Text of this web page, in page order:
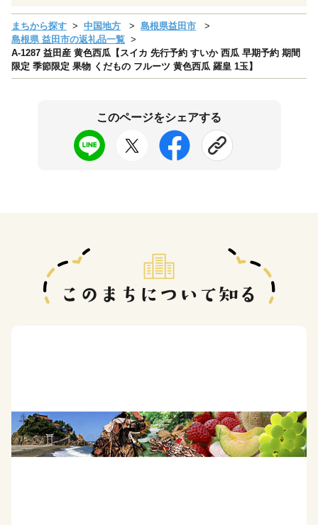
まちから探す 中国地方
島根県益田市
島根県 益田市の返礼品一覧
A-1287 益田産 黄色西瓜【スイカ 先行予約 すいか 西瓜 早期予約 期間
限定 季節限定 果物 くだもの フルーツ 黄色西瓜 羅皇 1玉】
このページをシェアする